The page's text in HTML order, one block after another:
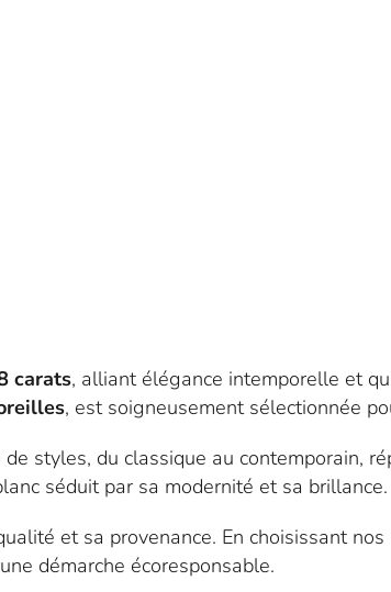
carats, alliant élégance intemporelle et
, est soigneusement sélectionnée
styles, du classique au contemporain,
séduit par sa modernité et sa brillance.
et sa provenance. En choisissant nos
démarche écoresponsable.